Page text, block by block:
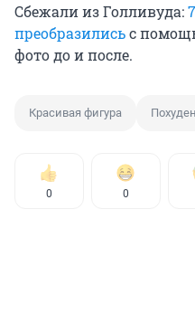
Сбежали из Голливуда:
преобразилисьс
фото до и после.
Красивая фигура
0 0